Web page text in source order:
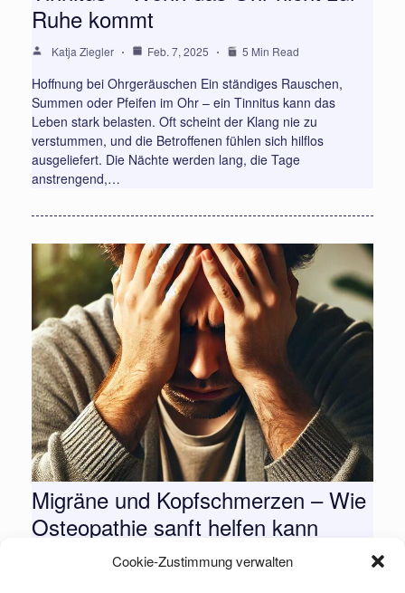
Cookie-Zustimmung verwalten
Ruhe kommt
Katja Ziegler Feb. 7, 2025 5 Min Read
Hoffnung bei Ohrgeräuschen Ein ständiges Rauschen,
Summen oder Pfeifen im Ohr – ein Tinnitus kann das
Leben stark belasten. Oft scheint der Klang nie zu
verstummen, und die Betroffenen fühlen sich hilflos
ausgeliefert. Die Nächte werden lang, die Tage
anstrengend,…
Migräne und Kopfschmerzen – Wie
Osteopathie sanft helfen kann
Katja Ziegler Feb. 1, 2025 6 Min Read